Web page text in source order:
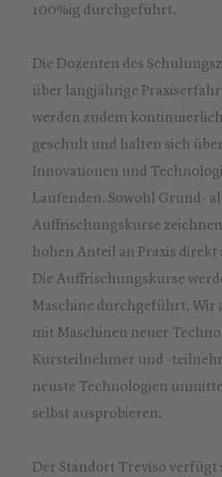
100%ig durchgeführt.
Die Dozenten des
über langjährige
werden zudem
geschult und halten sich
Innovationen und
Laufenden. Sowohl Grund-
Auffrischungskurse
hohen Anteil an Praxis direkt
Die Auffrischungskurse
Maschine durchgeführt. Wir
mit Maschinen neuer
Kursteilnehmer und -
neuste Technologien
selbst ausprobieren.
Der Standort Treviso verfügt